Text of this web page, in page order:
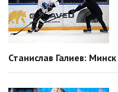
Станислав Галиев: